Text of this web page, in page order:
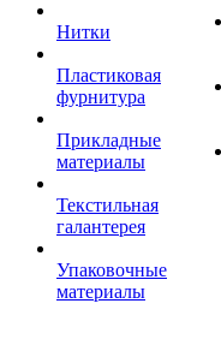
Нитки
Пластиковая
фурнитура
Прикладные
материалы
Текстильная
галантерея
Упаковочные
материалы